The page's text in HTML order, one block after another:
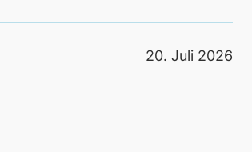
20. Juli 2026